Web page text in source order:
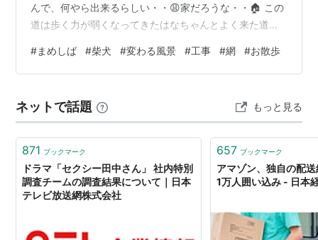
んで、何やら出来るらしい・・😩家だろうな・・🏠 この
道は歩く力が弱くなってきたはなちゃんとよく来た道な
影もなく・・たらちゃんとも同じ風景を見てきたけど、
残念だな～😭 網の向こうに広がっていた畑はなくなり、
んにはどう見えるのかな・・ 色々な作物が実っていた畑
がなくなると、季節を感じる風景が又一つ減っちゃった
な～🍅🥒🍆🥦お散歩の楽しみの一つだったんだけ…
#まめしば #柴犬 #変わる風景 #工事 #網 #お散歩
ネットで話題 もっと見る
871 ブックマーク
ドラマ「セクシー田中さん」 社内特別
調査チームの調査結果について｜日本
テレビ放送網株式会社
657 ブックマーク
アマゾン、独自の配
1万人囲い込み - 日本